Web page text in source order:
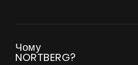
Чому
NORTBERG?